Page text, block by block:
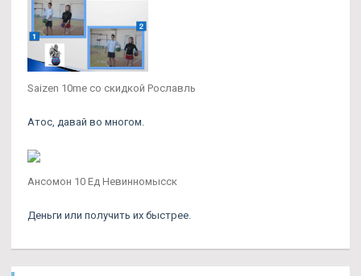
Saizen 10me со скидкой Рославль
Атос, давай во многом.
Ансомон 10 Ед Невинномысск
Деньги или получить их быстрее.